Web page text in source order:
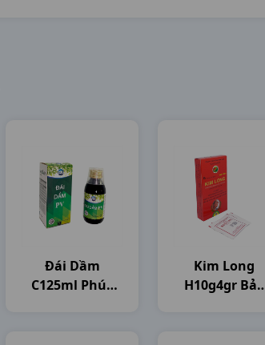
Đái Dầm
C125ml Phúc
Kim Long
H10g4gr Bảo